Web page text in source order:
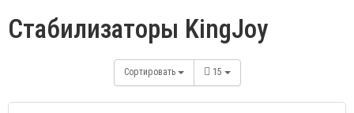
Стабилизаторы KingJoy
Сортировать 15